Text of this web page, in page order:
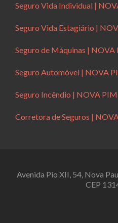
Seguro Vida Individual |
Seguro Vida Estagiário |
Seguro de Máquinas |
Seguro Automóvel | NOVA
Seguro Incêndio | NOVA
Corretora de Seguros |
Avenida Pio XII, 54, Nova
CEP